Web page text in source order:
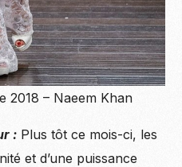
2018 – Naeem Khan
: Plus tôt ce mois-ci, les
et d’une puissance